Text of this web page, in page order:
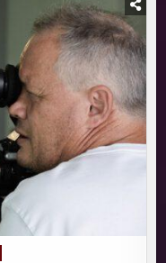
ERREICHT
11,41
MILLIONEN
MENSCHEN